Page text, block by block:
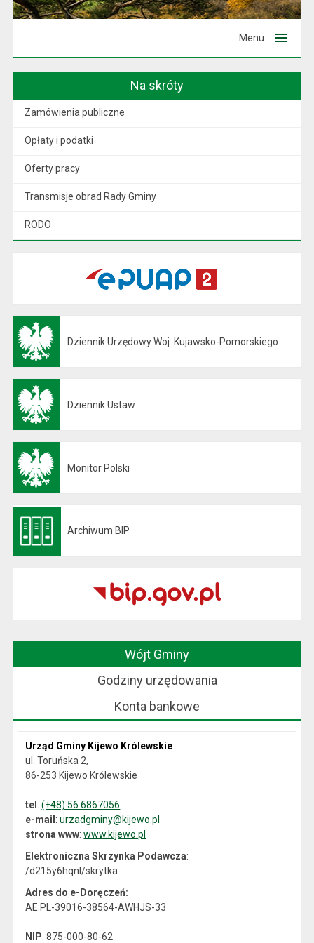
Menu
Na skróty
Zamówienia publiczne
Opłaty i podatki
Oferty pracy
Transmisje obrad Rady Gminy
RODO
Dziennik Urzędowy Woj. Kujawsko-Pomorskiego
Dziennik Ustaw
Monitor Polski
Archiwum BIP
Wójt Gminy
Godziny urzędowania
Konta bankowe
Urząd Gminy Kijewo Królewskie
ul. Toruńska 2,
86-253 Kijewo Królewskie
tel .(+48) 56 6867056
e-mail :urzadgminy@kijewo.pl
strona www:www.kijewo.pl
Elektroniczna Skrzynka Podawcza:
/d215y6hqnl/skrytka
Adres do e-Doręczeń:
AE:PL-39016-38564-AWHJS-33
NIP: 875-000-80-62